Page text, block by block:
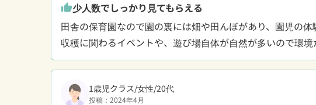
thumb_up少人数でしっかり見てもらえる
田舎の保育園なので園の裏には畑や田んぼがあり、園児の
収穫に関わるイベントや、遊び場自体が自然が多いので環境
1歳児クラス/女性/20代
投稿：2024年4月